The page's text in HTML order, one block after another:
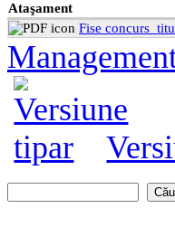
Ataşament
Fise
Formular de